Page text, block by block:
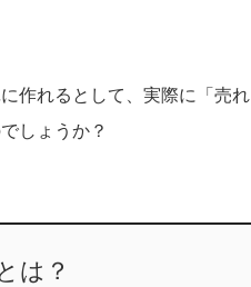
作れるとして、実際に「売
しょうか？
は？